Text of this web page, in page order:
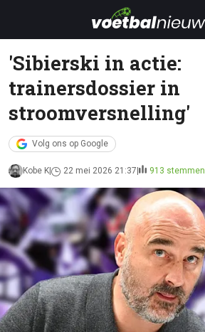
'Sibierski in actie:
trainersdossier in
stroomversnelling'
Volg ons op Google
Kobe K 22 mei 2026 21:37 913 stemmen